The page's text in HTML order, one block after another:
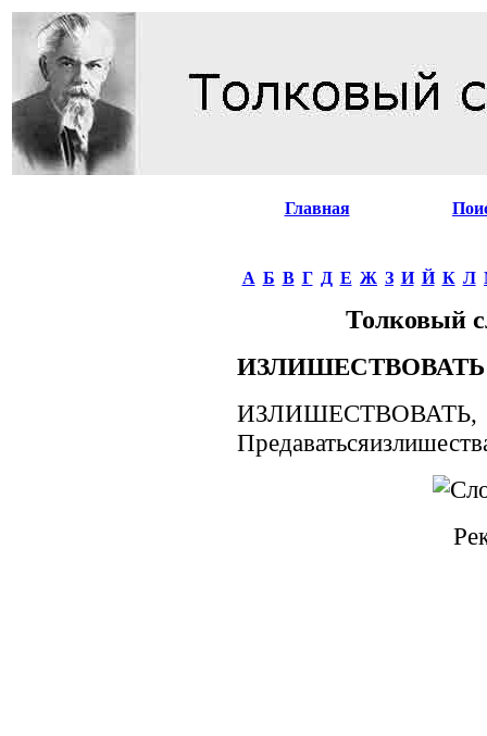
Главная
А Б В Г Д Е Ж З И Й К Л
Толковый
ИЗЛИШЕСТВОВАТЬ
ИЗЛИШЕСТВОВАТЬ,